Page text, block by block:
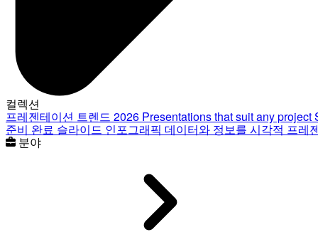
컬렉션
프레젠테이션 트렌드 2026 Presentations that suit any project
준비 완료 슬라이드 인포그래픽 데이터와 정보를 시각적 프레
분야